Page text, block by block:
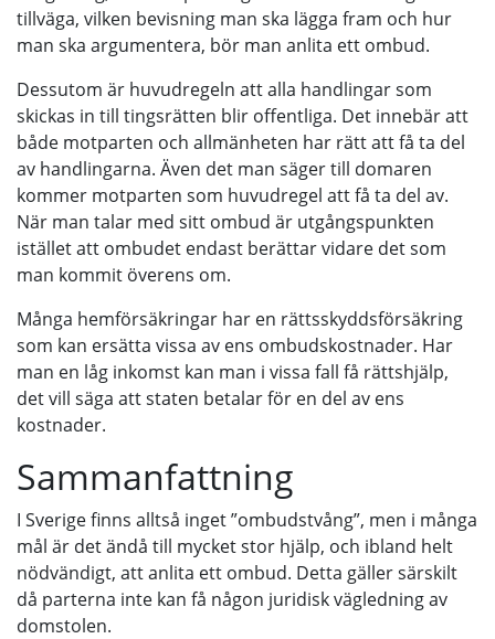
tillväga, vilken bevisning man ska lägga fram och hur
man ska argumentera, bör man anlita ett ombud.
Dessutom är huvudregeln att alla handlingar som
skickas in till tingsrätten blir offentliga. Det innebär att
både motparten och allmänheten har rätt att få ta del
av handlingarna. Även det man säger till domaren
kommer motparten som huvudregel att få ta del av.
När man talar med sitt ombud är utgångspunkten
istället att ombudet endast berättar vidare det som
man kommit överens om.
Många hemförsäkringar har en rättsskyddsförsäkring
som kan ersätta vissa av ens ombudskostnader. Har
man en låg inkomst kan man i vissa fall få rättshjälp,
det vill säga att staten betalar för en del av ens
kostnader.
Sammanfattning
I Sverige finns alltså inget ”ombudstvång”, men i många
mål är det ändå till mycket stor hjälp, och ibland helt
nödvändigt, att anlita ett ombud. Detta gäller särskilt
då parterna inte kan få någon juridisk vägledning av
domstolen.